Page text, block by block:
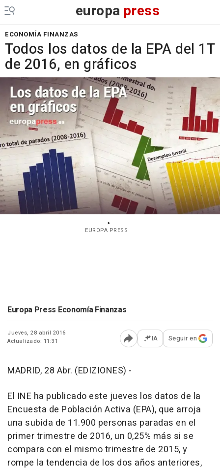
europa press
ECONOMÍA FINANZAS
Todos los datos de la EPA del 1T
de 2016, en gráficos
EUROPA PRESS
Europa Press Economía Finanzas
Jueves, 28 abril 2016
Actualizado: 11:31
Abrir opciones para
IA Seguir en
MADRID, 28 Abr. (EDIZIONES) -
El INE ha publicado este jueves los datos de la
Encuesta de Población Activa (EPA), que arroja
una subida de 11.900 personas paradas en el
primer trimestre de 2016, un 0,25% más si se
compara con el mismo trimestre de 2015, y
rompe la tendencia de los dos años anteriores,